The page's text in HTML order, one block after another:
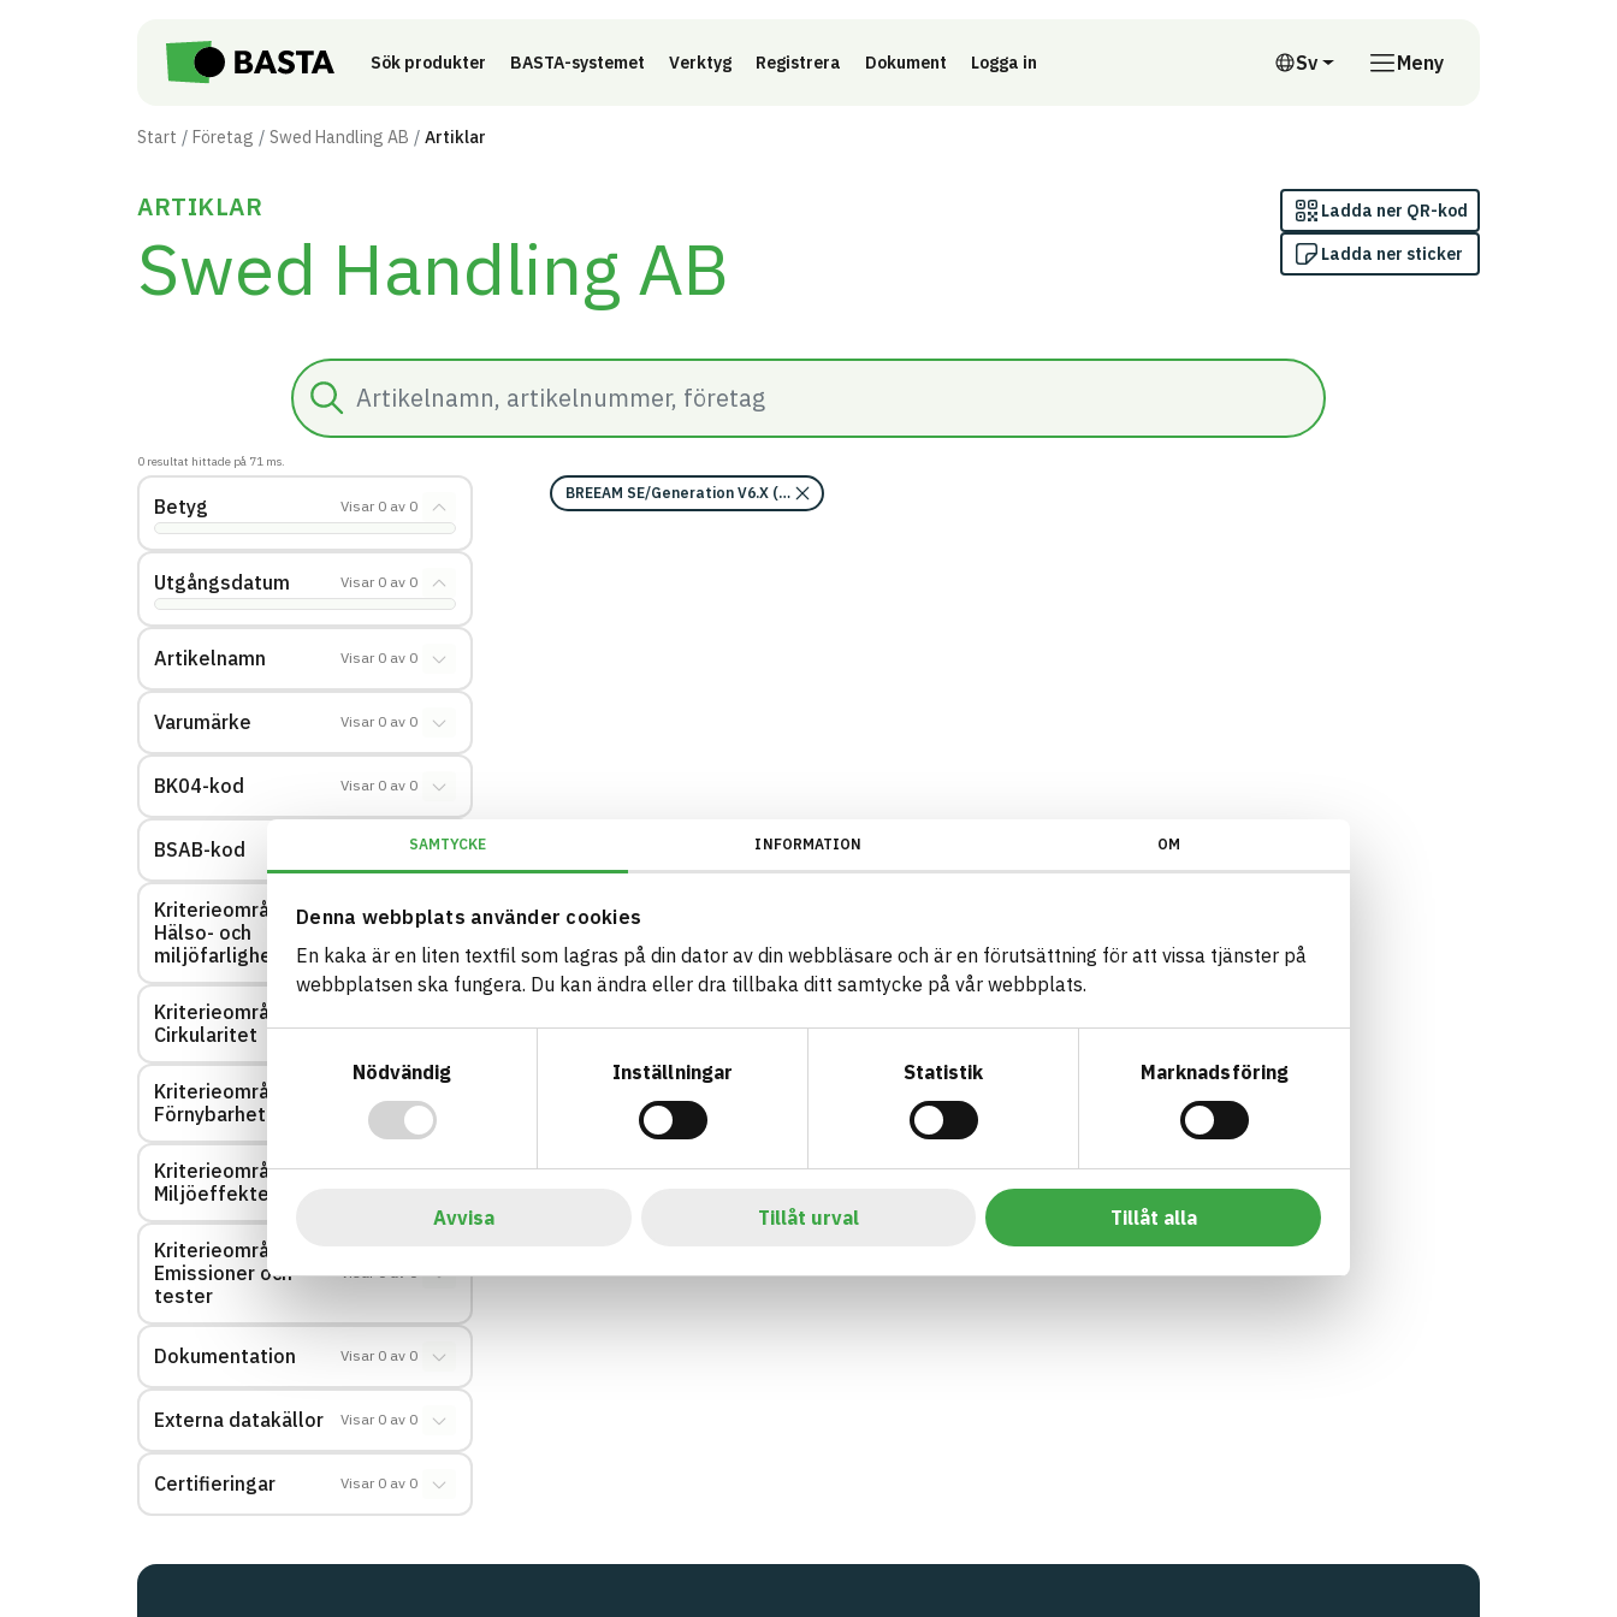
SAMTYCKE INFORMATION OM
Denna webbplats använder cookies
En kaka är en liten textfil som lagras på din dator av din webbläsare och är en förutsättning för att vissa tjänster på
webbplatsen ska fungera. Du kan ändra eller dra tillbaka ditt samtycke på vår webbplats.
Nödvändig
Inställningar Statistik Marknadsföring
Avvisa Tillåt urval Tillåt alla
Sök produkter BASTA-systemet Verktyg Registrera Dokument Logga in Sv
Svenska
Meny
Start Företag Swed Handling AB Artiklar
ARTIKLAR
Swed Handling AB
Ladda ner QR-kod
Ladda ner sticker
Sök
0 resultat hittade på 71 ms.
Betyg Visar 0 av 0
Utgångsdatum Visar 0 av 0
Artikelnamn Visar 0 av 0
Varumärke Visar 0 av 0
BK04-kod Visar 0 av 0
BSAB-kod 0
Kriterieområde:
Hälso- och
miljöfarlighet
0
Kriterieområde:
Cirkularitet
Kriterieområde:
Förnybarhet
0 av 0
Kriterieområde:
Miljöeffekter – EPD
Kriterieområde:
Emissioner och
tester
Visar 0 av 0
Dokumentation Visar 0 av 0
Externa datakällor Visar 0 av 0
Certifieringar Visar 0 av 0
BREEAM SE/Generation V6.X (2023)/Kriterium: Mat 07 Farliga ämnen/Bedömningskriterium 7: Exemplarisk nivå/Uppfyller kraven